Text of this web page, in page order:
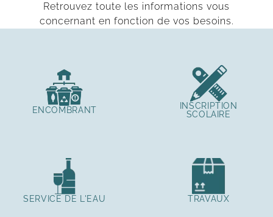
Retrouvez toute les informations vous
concernant en fonction de vos besoins.
ENCOMBRANT
INSCRIPTION
SCOLAIRE
SERVICE DE L'EAU TRAVAUX